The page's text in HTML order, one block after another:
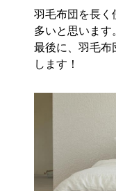
羽毛布団を長く
多いと思います
最後に、羽毛布
します！